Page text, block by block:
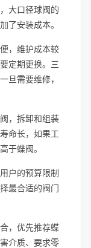
大口径球阀的
了安装成本。
，维护成本较
定期更换。三
旦需要维修，
，拆卸和组装
命长，如果工
于蝶阀。
户的预算限制
最合适的阀门
，优先推荐蝶
介质、要求零